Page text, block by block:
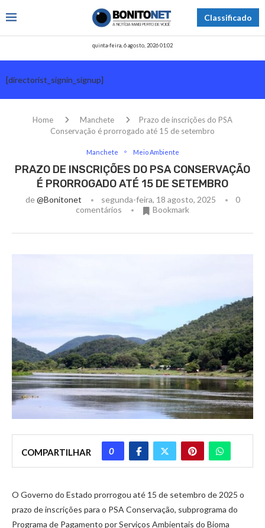
Classificado
quinta-feira, 6 agosto, 2026 01:02
[directorist_signin_signup]
Home Manchete
Prazo de inscrições do PSA
Conservação é prorrogado até 15 de setembro
Manchete Meio Ambiente
PRAZO DE INSCRIÇÕES DO PSA CONSERVAÇÃO
É PRORROGADO ATÉ 15 DE SETEMBRO
de@bonitonet segunda-feira, 18 agosto, 2025
0
comentários
Bookmark
COMPARTILHAR 0
O Governo do Estado prorrogou até 15 de setembro de 2025 o
prazo de inscrições para o PSA Conservação, subprograma do
Programa de Pagamento por Serviços Ambientais do Bioma